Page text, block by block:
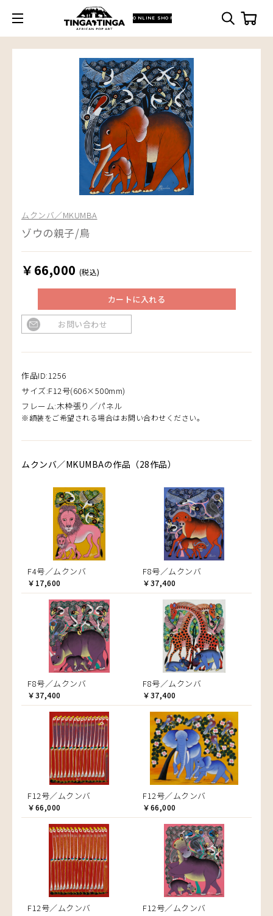
ONLINE SHOP
ムクンバ／MKUMBA
ゾウの親子/鳥
￥66,000 (税込)
カートに入れる
お問い合わせ
作品ID:1256
サイズ:F12号(606×500mm)
フレーム:木枠張り／パネル
※額装をご希望される場合はお問い合わせください。
ムクンバ／MKUMBAの作品（28作品）
F4号／ムクンバ
￥17,600
F8号／ムクンバ
￥37,400
F8号／ムクンバ
￥37,400
F8号／ムクンバ
￥37,400
F12号／ムクンバ
￥66,000
F12号／ムクンバ
￥66,000
F12号／ムクンバ F12号／ムクンバ